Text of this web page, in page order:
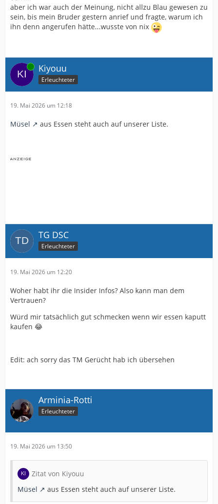
aber ich war auch der Meinung, nicht allzu Blau gewesen zu
sein, bis mein Bruder gestern anrief und fragte, warum ich
ihn denn angerufen hätte...wusste von nix
Online Kiyouu
Erleuchteter
19. Mai 2026 um 12:18
Müsel aus Essen steht auch auf unserer Liste.
TG DSC
Erleuchteter
19. Mai 2026 um 12:20
Woher habt ihr die Insider Infos? Also kann man dem
Vertrauen?
Würd mir tatsächlich gut schmecken wenn wir essen kaputt
kaufen 😂
Edit: ach sorry das TM Gerücht hab ich übersehen
Arminia-Rotti
Erleuchteter
19. Mai 2026 um 13:50
Zitat von Kiyouu
Müsel
aus Essen steht auch auf unserer Liste.